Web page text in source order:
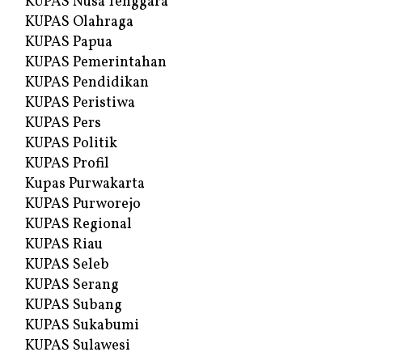
KUPAS Olahraga
KUPAS Papua
KUPAS Pemerintahan
KUPAS Pendidikan
KUPAS Peristiwa
KUPAS Pers
KUPAS Politik
KUPAS Profil
Kupas Purwakarta
KUPAS Purworejo
KUPAS Regional
KUPAS Riau
KUPAS Seleb
KUPAS Serang
KUPAS Subang
KUPAS Sukabumi
KUPAS Sulawesi